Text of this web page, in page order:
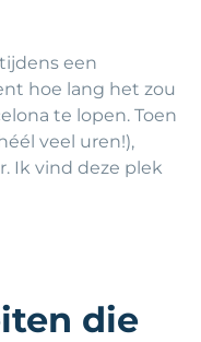
een
hoe lang het zou
te lopen. Toen
veel uren!),
Ik vind deze plek
die